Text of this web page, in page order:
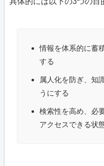
情報を体系的に蓄
する
属人化を防ぎ、知
うにする
検索性を高め、必
アクセスできる状